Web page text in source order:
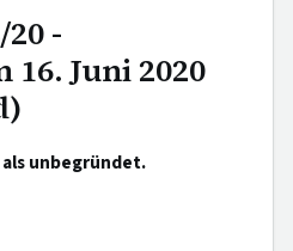
20 -
16. Juni 2020
unbegründet.